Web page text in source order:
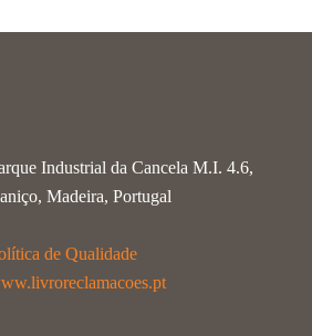
Industrial da Cancela M.I. 4.6,
Madeira, Portugal
de Qualidade